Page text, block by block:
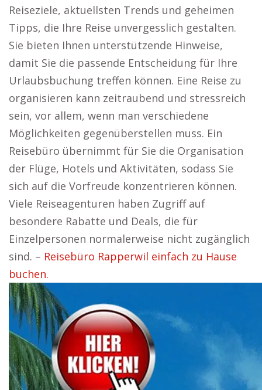
Reiseziele, aktuellsten Trends und geheimen
Tipps, die Ihre Reise unvergesslich gestalten.
Sie bieten Ihnen unterstützende Hinweise,
damit Sie die passende Entscheidung für Ihre
Urlaubsbuchung treffen können. Eine Reise zu
organisieren kann zeitraubend und stressreich
sein, vor allem, wenn man verschiedene
Möglichkeiten gegenüberstellen muss. Ein
Reisebüro übernimmt für Sie die Organisation
der Flüge, Hotels und Aktivitäten, sodass Sie
sich auf die Vorfreude konzentrieren können.
Viele Reiseagenturen haben Zugriff auf
besondere Rabatte und Deals, die für
Einzelpersonen normalerweise nicht zugänglich
sind. – Reisebüro Rapperwil einfach zu Hause
buchen.